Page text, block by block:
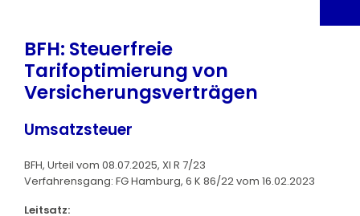
BFH: Steuerfreie
Tarifoptimierung von
Versicherungsverträgen
Umsatzsteuer
BFH, Urteil vom 08.07.2025, XI R 7/23
Verfahrensgang: FG Hamburg, 6 K 86/22 vom 16.02.2023
Leitsatz: